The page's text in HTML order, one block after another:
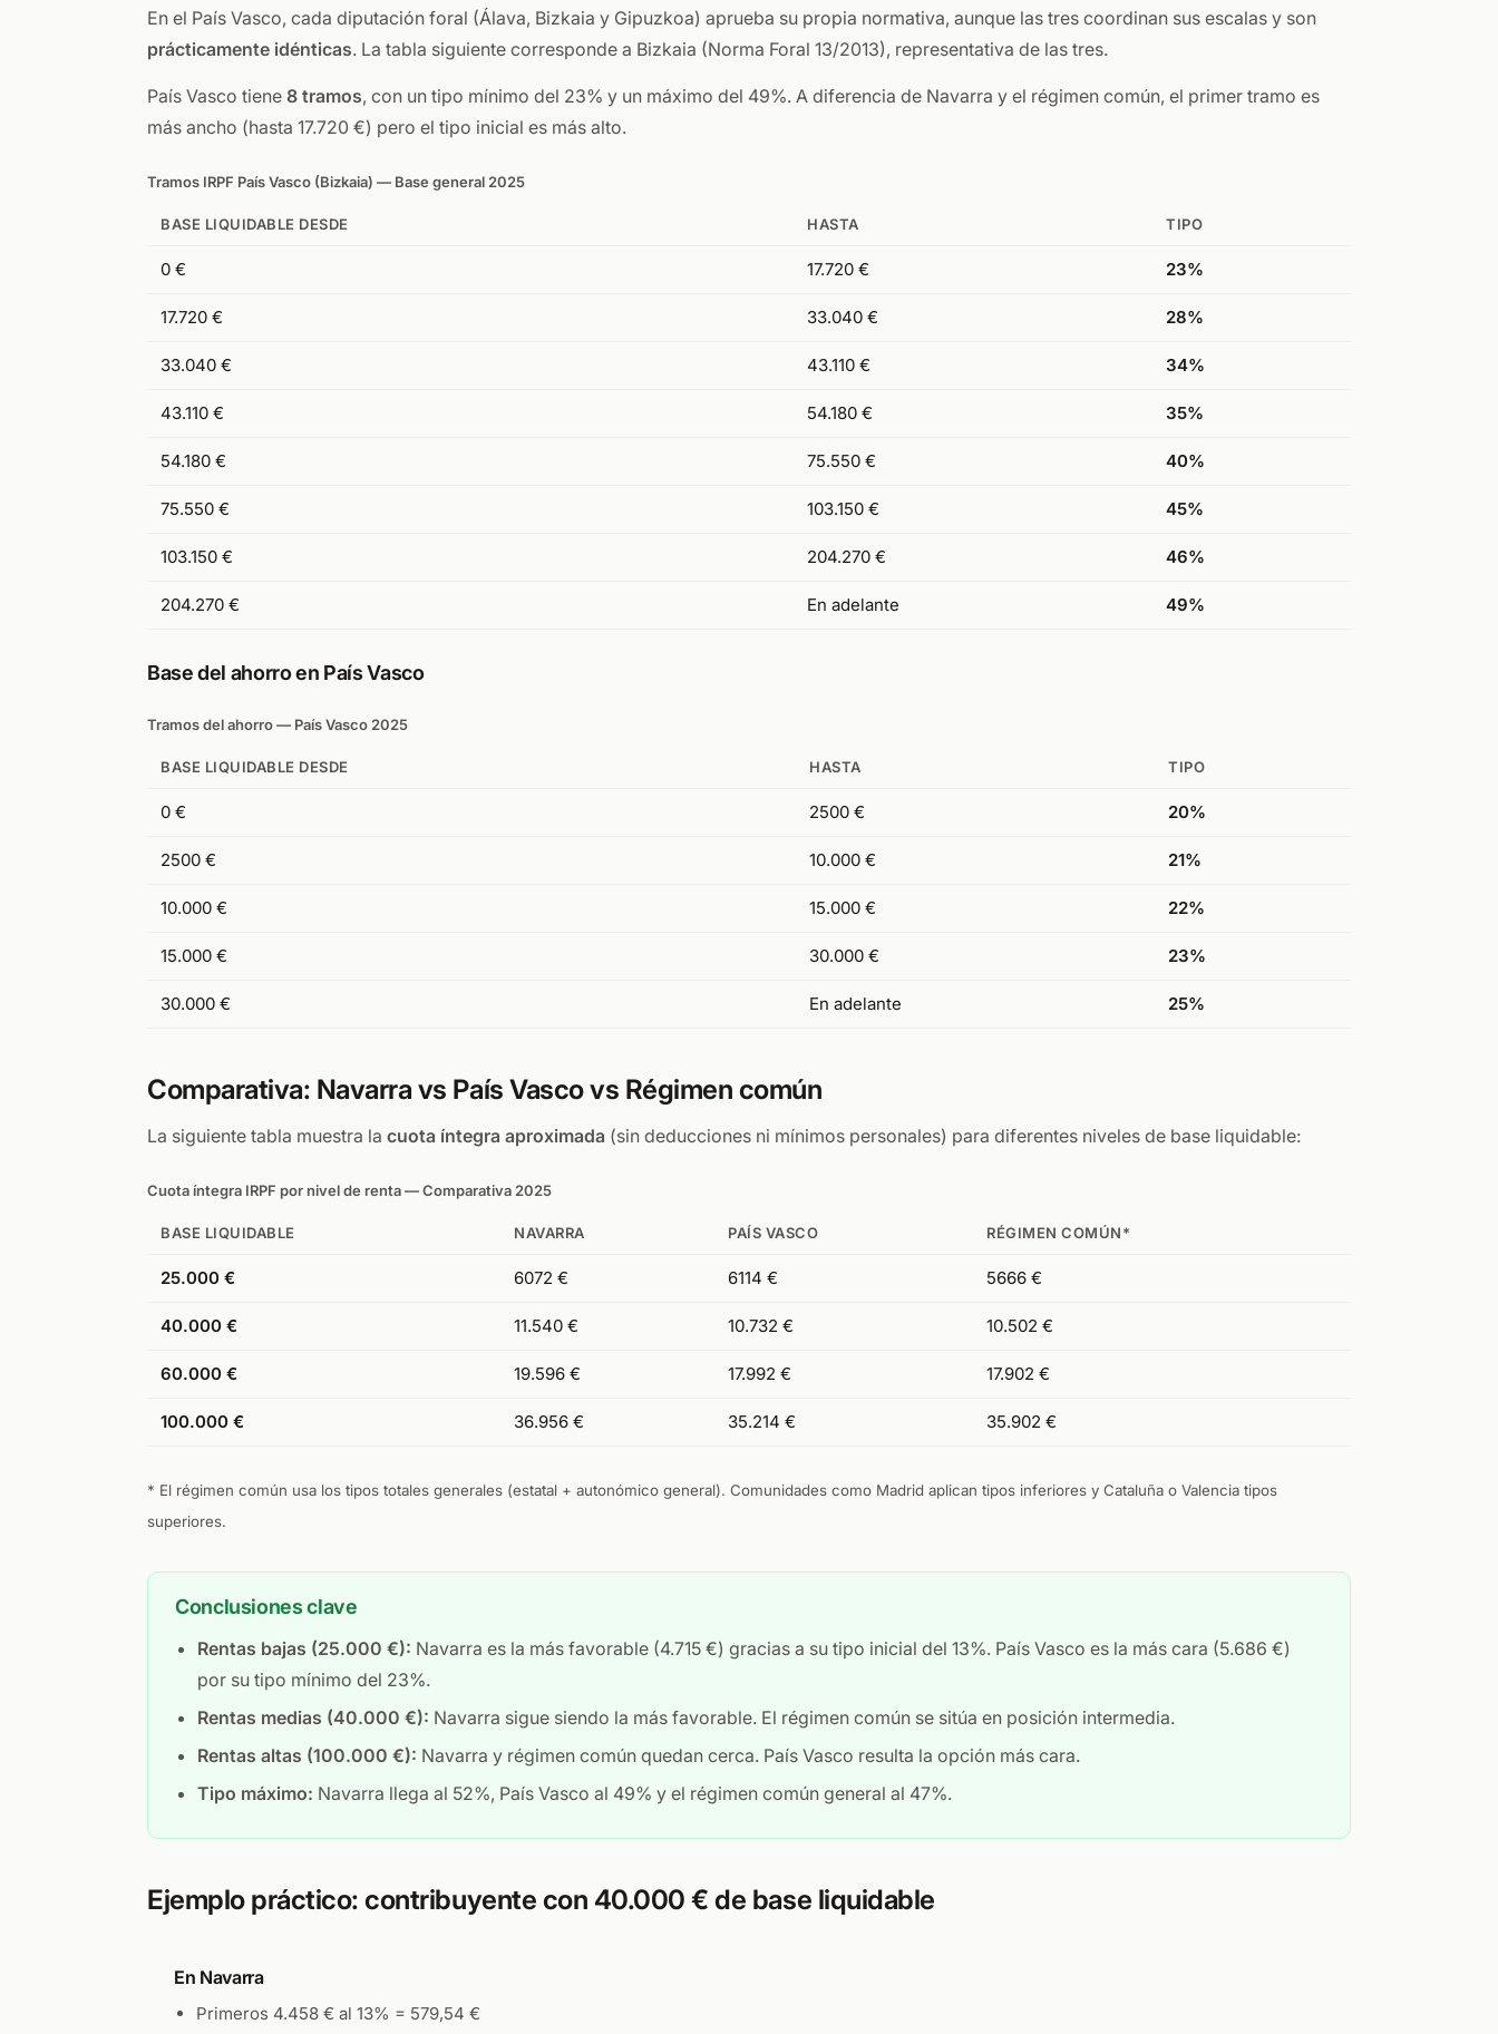
En el País Vasco, cada diputación foral (Álava, Bizkaia y Gipuzkoa) aprueba su propia normativa, aunque las tres coordinan sus escalas y son
prácticamente idénticas. La tabla siguiente corresponde a Bizkaia (Norma Foral 13/2013), representativa de las tres.
País Vasco tiene 8 tramos, con un tipo mínimo del 23% y un máximo del 49%. A diferencia de Navarra y el régimen común, el primer tramo es
más ancho (hasta 17.720 €) pero el tipo inicial es más alto.
Tramos IRPF País Vasco (Bizkaia) — Base general 2025
BASE LIQUIDABLE DESDE HASTA TIPO
0 € 17.720 € 23%
17.720 € 33.040 € 28%
33.040 € 43.110 € 34%
43.110 € 54.180 € 35%
54.180 € 75.550 € 40%
75.550 € 103.150 € 45%
103.150 € 204.270 € 46%
204.270 € En adelante 49%
Base del ahorro en País Vasco
Tramos del ahorro — País Vasco 2025
BASE LIQUIDABLE DESDE HASTA TIPO
0 € 2500 € 20%
2500 € 10.000 € 21%
10.000 € 15.000 € 22%
15.000 € 30.000 € 23%
30.000 € En adelante 25%
Comparativa: Navarra vs País Vasco vs Régimen común
La siguiente tabla muestra la cuota íntegra aproximada (sin deducciones ni mínimos personales) para diferentes niveles de base liquidable:
Cuota íntegra IRPF por nivel de renta — Comparativa 2025
BASE LIQUIDABLE NAVARRA PAÍS VASCO RÉGIMEN COMÚN*
25.000 € 6072 € 6114 € 5666 €
40.000 € 11.540 € 10.732 € 10.502 €
60.000 € 19.596 € 17.992 € 17.902 €
100.000 € 36.956 € 35.214 € 35.902 €
* El régimen común usa los tipos totales generales (estatal + autonómico general). Comunidades como Madrid aplican tipos inferiores y Cataluña o Valencia tipos
superiores.
Conclusiones clave
Rentas bajas (25.000 €): Navarra es la más favorable (4.715 €) gracias a su tipo inicial del 13%. País Vasco es la más cara (5.686 €)
por su tipo mínimo del 23%.
Rentas medias (40.000 €): Navarra sigue siendo la más favorable. El régimen común se sitúa en posición intermedia.
Rentas altas (100.000 €): Navarra y régimen común quedan cerca. País Vasco resulta la opción más cara.
Tipo máximo: Navarra llega al 52%, País Vasco al 49% y el régimen común general al 47%.
Ejemplo práctico: contribuyente con 40.000 € de base liquidable
En Navarra
Primeros 4.458 € al 13% = 579,54 €